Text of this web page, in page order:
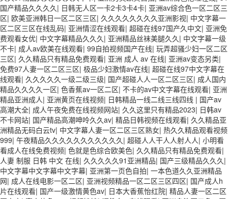
国产精品久久久久 | 日韩无人区一卡2卡3卡4卡| 亚洲av综合色一区二区三
区| 欧美亚洲韩日一区二区三区| 久久久久久久久久亚洲影视| 中文字幕一
区二区三区在线乱码| 亚洲情涩在线观看| 超碰在线97国产久中文| 亚洲免
费观看女优| 中文字幕精品久久久 | 亚洲精品丝袜美腿久久 | 中文字幕一级
不卡| 成人av欧美在线观看| 99自拍视频国产在线| 玩弄超骚少妇一区二区
三区| 久久精品只有精品免费观看| 亚洲 成人 av 在线| 亚洲av变态另类|
免费97人妻一区二区三区| 极品少妇激情av在线| 超碰在线97中文字幕在
线观看| 久久久久久一级二级三级| 国产超碰人人一区二区三区| 成人国内
精品久久久久一区| 色香蕉av一区二区| 不卡的av中文字幕在线观看| 亚洲
精品亚洲成人| 亚洲黄页在线视频| 日韩精品一线二线三线四线 | 国产av
高潮大全| 成人午夜免费在线视频网站| 久久这里只有精品2023| 日韩av
不卡网站| 国产精品高潮呻呤久久av| 精品日韩视频在线观看| 久久精品亚
洲精品无码白云tv| 中文字幕人妻一区二区三区熟女| 热久久精品观看视频
999| 午夜精品久久久久久久久久久久久 | 超碰人人干人人射人人| 小明看
看成人在线免费视频| 色就是色综合欧美色| 久久精品只有精品免费观看|
人妻 制服 日韩 中文 在线| 久久久久久91亚洲精品| 国产三级精品久久久 |
中文字幕中文字幕中文字幕| 亚洲第一页色自拍| 一本色道久久亚洲精品
网| 成人在线电影一区二区| 亚洲视频精品一区二区三区四区| 国产成人h
片在线观看| 国产一级激情黄色av| 日本大香蕉怡红院| 精品人妻一区二区